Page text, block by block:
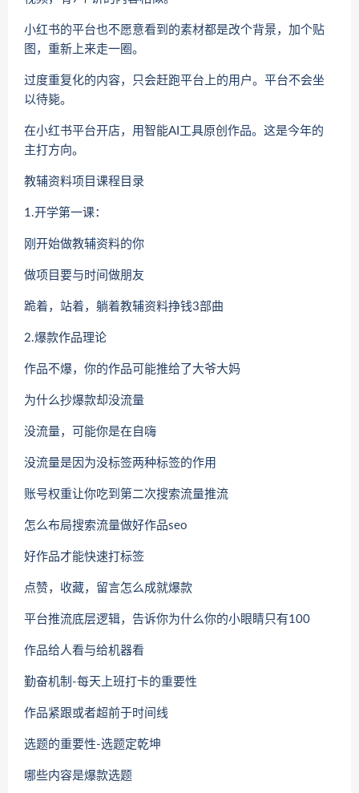
小红书的平台也不愿意看到的素材都是改个背景，加个贴
图，重新上来走一圈。
过度重复化的内容，只会赶跑平台上的用户。平台不会坐
以待毙。
在小红书平台开店，用智能AI工具原创作品。这是今年的
主打方向。
教辅资料项目课程目录
1.开学第一课：
刚开始做教辅资料的你
做项目要与时间做朋友
跪着，站着，躺着教辅资料挣钱3部曲
2.爆款作品理论
作品不爆，你的作品可能推给了大爷大妈
为什么抄爆款却没流量
没流量，可能你是在自嗨
没流量是因为没标签两种标签的作用
账号权重让你吃到第二次搜索流量推流
怎么布局搜索流量做好作品seo
好作品才能快速打标签
点赞，收藏，留言怎么成就爆款
平台推流底层逻辑，告诉你为什么你的小眼睛只有100
作品给人看与给机器看
勤奋机制-每天上班打卡的重要性
作品紧跟或者超前于时间线
选题的重要性-选题定乾坤
哪些内容是爆款选题